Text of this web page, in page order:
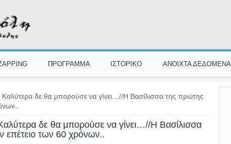
ΠΡΟΓΡΑΜΜΑ ΙΣΤΟΡΙΚΟ ΑΝΟΙΧΤΑ ΔΕΔΟΜΕΝΑ
Καλύτερα δε θα μπορούσε να γίνει…//Η Βασίλισσα της πρώτης
δε θα μπορούσε να γίνει…//Η Βασίλισσα
επέτειο των 60 χρόνων..